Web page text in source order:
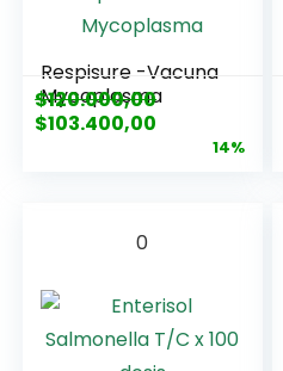
Respisure -Vacuna
Mycoplasma
$120.000,00
$103.400,00
14%
0